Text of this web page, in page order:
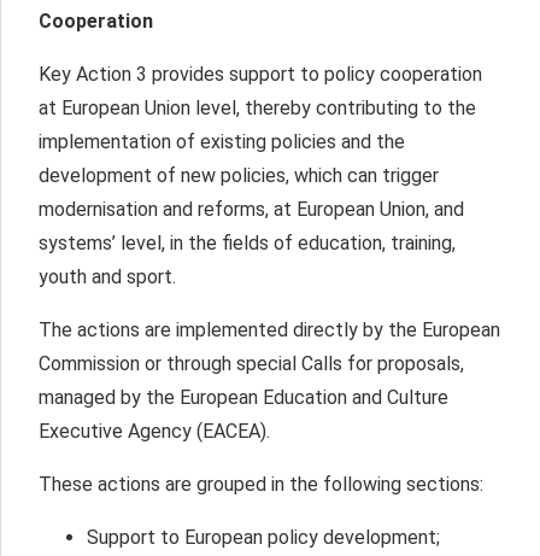
Cooperation
Key Action 3 provides support to policy cooperation
at European Union level, thereby contributing to the
implementation of existing policies and the
development of new policies, which can trigger
modernisation and reforms, at European Union, and
systems’ level, in the fields of education, training,
youth and sport.
The actions are implemented directly by the European
Commission or through special Calls for proposals,
managed by the European Education and Culture
Executive Agency (EACEA).
These actions are grouped in the following sections:
Support to European policy development;